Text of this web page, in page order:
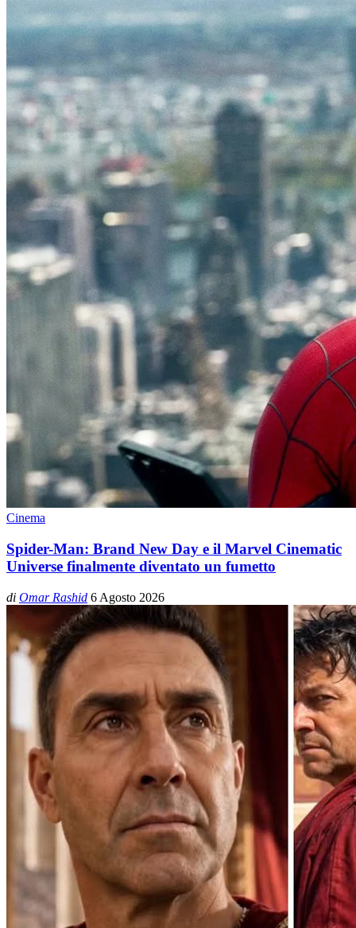
Cinema
Spider-Man: Brand New Day e il Marvel Cinematic
Universe finalmente diventato un fumetto
di Omar Rashid 6 Agosto 2026